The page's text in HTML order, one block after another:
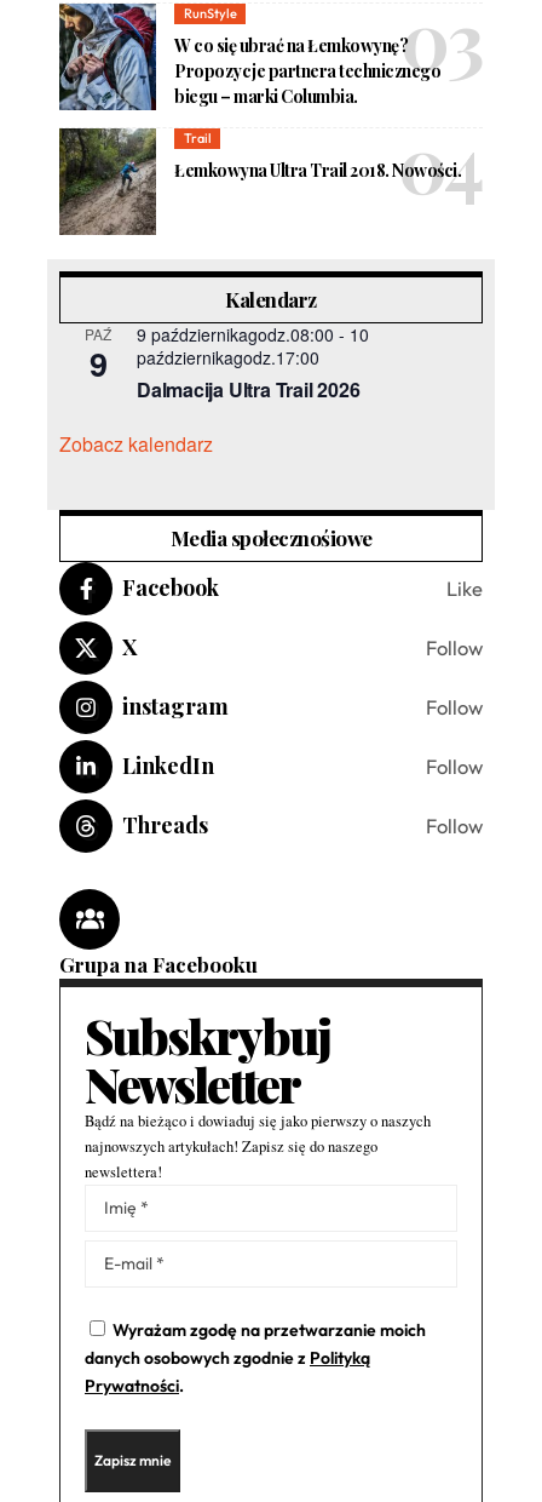
RunStyle
W co się ubrać na Łemkowynę?
Propozycje partnera technicznego
biegu – marki Columbia.
Trail
Łemkowyna Ultra Trail 2018. Nowości.
Kalendarz
PAŹ
9
9 październikagodz.08:00 - 10
październikagodz.17:00
Dalmacija Ultra Trail 2026
Zobacz kalendarz
Media społecznośiowe
Facebook Like
X Follow
instagram Follow
LinkedIn Follow
Threads Follow
Grupa na Facebooku
Subskrybuj
Newsletter
Bądź na bieżąco i dowiaduj się jako pierwszy o naszych
najnowszych artykułach! Zapisz się do naszego
newslettera!
Wyrażam zgodę na przetwarzanie moich
danych osobowych zgodnie z Polityką
Prywatności.
Alternative: